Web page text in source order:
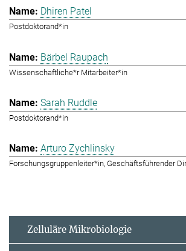
Dhiren Patel
Postdoktorand*in
Bärbel Raupach
Wissenschaftliche*r Mitarbeiter*in
Sarah Ruddle
Postdoktorand*in
Arturo Zychlinsky
Forschungsgruppenleiter*in, Geschäftsführender
Zelluläre Mikrobiologie